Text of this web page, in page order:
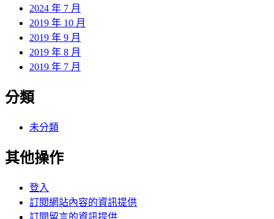
2024 年 7 月
2019 年 10 月
2019 年 9 月
2019 年 8 月
2019 年 7 月
分類
未分類
其他操作
登入
訂閱網站內容的資訊提供
訂閱留言的資訊提供